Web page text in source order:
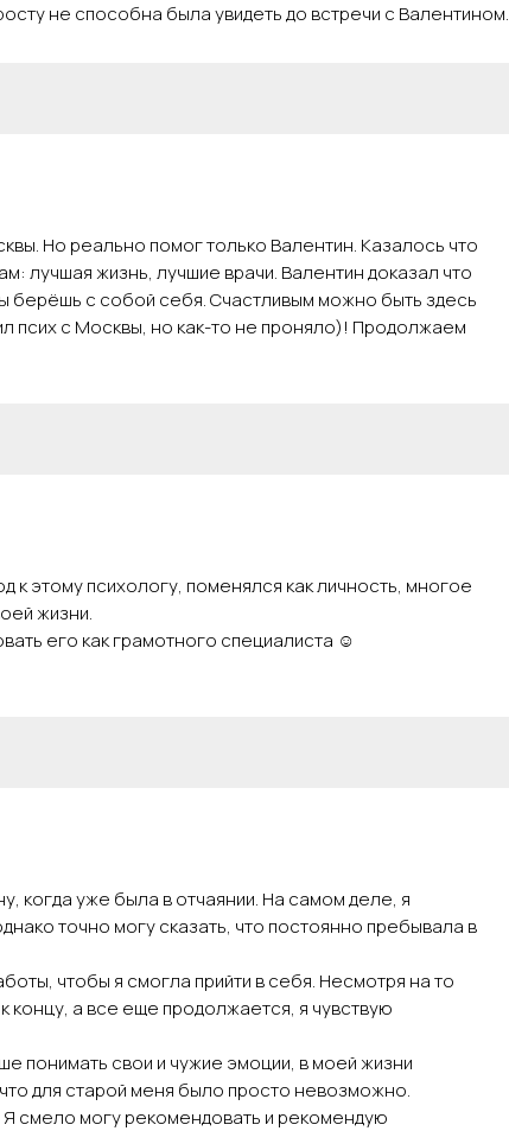
не способна была увидеть до встречи с Валентином.
Но реально помог только Валентин. Казалось что
лучшая жизнь, лучшие врачи. Валентин доказал что
берёшь с собой себя. Счастливым можно быть здесь
псих с Москвы, но как-то не проняло)! Продолжаем
к этому психологу, поменялся как личность, многое
жизни.
его как грамотного специалиста ☺️
когда уже была в отчаянии. На самом деле, я
точно могу сказать, что постоянно пребывала в
чтобы я смогла прийти в себя. Несмотря на то
а все еще продолжается, я чувствую
понимать свои и чужие эмоции, в моей жизни
для старой меня было просто невозможно.
смело могу рекомендовать и рекомендую